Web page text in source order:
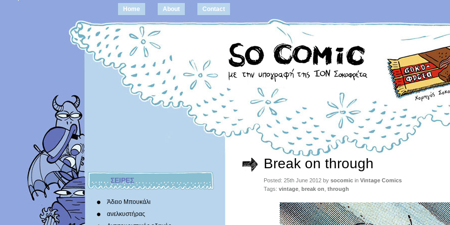
Home About Contact
ΣΕΙΡΕΣ
Άδειο Μπουκάλι
ανελκυστήρας
Break on through
Posted: 25th June 2012 by socomic in Vintage Comics
Tags: vintage break on through